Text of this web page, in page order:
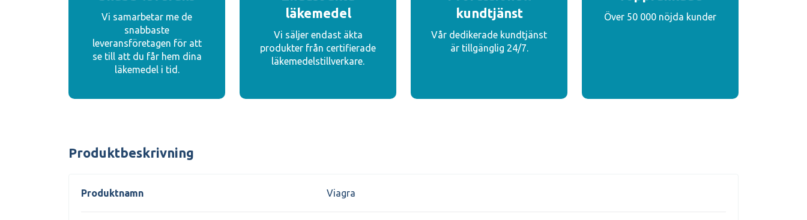
Vi samarbetar me de
snabbaste
leveransföretagen för att
se till att du får hem dina
läkemedel i tid.
läkemedel
Vi säljer endast äkta
produkter från certifierade
läkemedelstillverkare.
kundtjänst
Vår dedikerade kundtjänst
är tillgänglig 24/7.
Över 50 000 nöjda kunder
Produktbeskrivning
Produktnamn Viagra